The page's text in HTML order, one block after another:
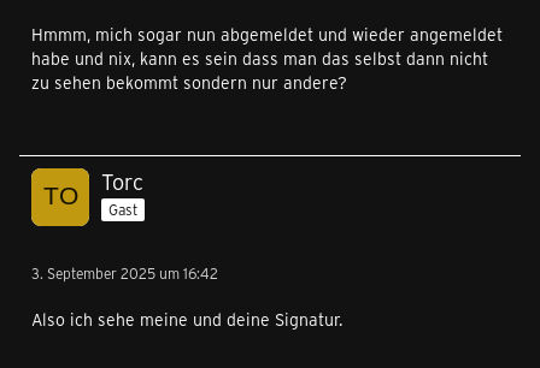
Hmmm, mich sogar nun abgemeldet und wieder angemeldet
habe und nix, kann es sein dass man das selbst dann nicht
zu sehen bekommt sondern nur andere?
Torc
Gast
3. September 2025 um 16:42
Also ich sehe meine und deine Signatur.